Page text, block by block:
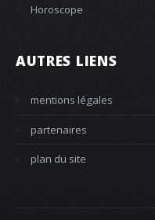
Horoscope
AUTRES LIENS
mentions légales
partenaires
plan du site